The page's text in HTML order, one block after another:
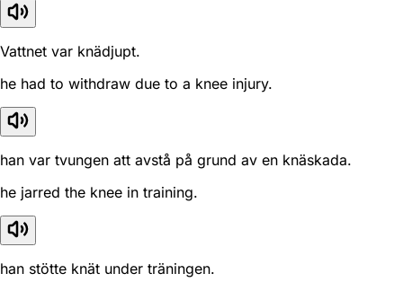
Vattnet var knädjupt.
he had to withdraw due to a knee injury.
han var tvungen att avstå på grund av en knäskada.
he jarred the knee in training.
han stötte knät under träningen.